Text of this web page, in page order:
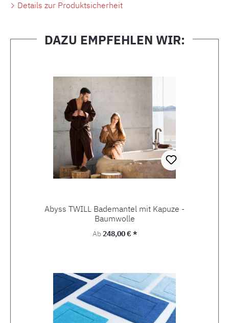
Details zur Produktsicherheit
DAZU EMPFEHLEN WIR:
Abyss TWILL Bademantel mit Kapuze -
Baumwolle
Regulärer Preis:
Ab248,00 € *